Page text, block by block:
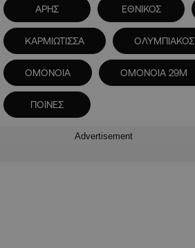
ΑΡΗΣ ΕΘΝΙΚΟΣ
ΚΑΡΜΙΩΤΙΣΣΑ ΟΛΥΜΠΙΑΚΟΣ
ΟΜΟΝΟΙΑ ΟΜΟΝΟΙΑ 29Μ
ΠΟΙΝΕΣ
Advertisement